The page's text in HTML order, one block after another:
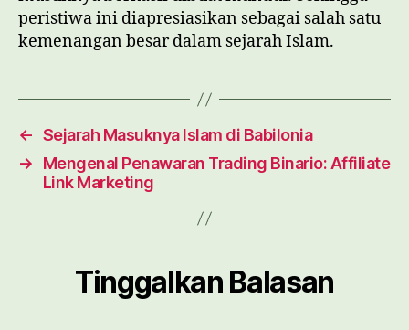
peristiwa ini diapresiasikan sebagai salah satu
kemenangan besar dalam sejarah Islam.
← Sejarah Masuknya Islam di Babilonia
→
Mengenal Penawaran Trading Binario: Affiliate
Link Marketing
Tinggalkan Balasan